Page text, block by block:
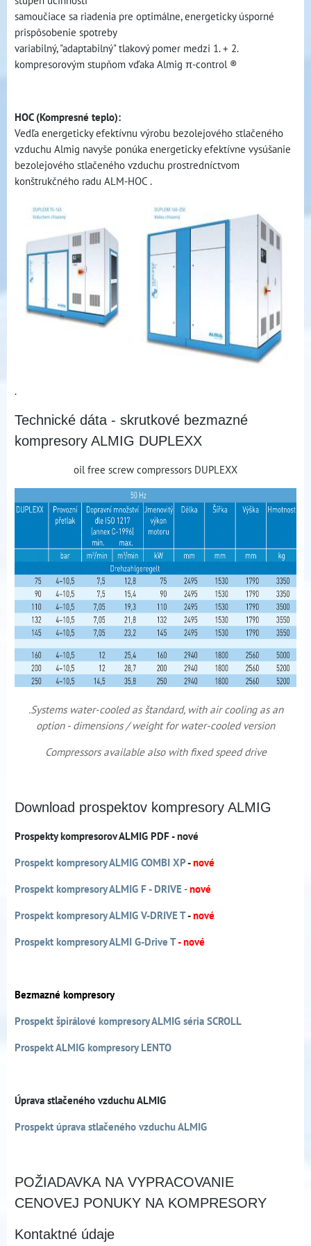
samoučiace sa riadenia pre optimálne, energeticky úsporné
prispôsobenie spotreby
variabilný, "adaptabilný" tlakový pomer medzi 1. + 2.
kompresorovým stupňom vďaka Almig π-control ®
HOC (Kompresné teplo):
Vedľa energeticky efektívnu výrobu bezolejového stlačeného
vzduchu Almig navyše ponúka energeticky efektívne vysúšanie
bezolejového stlačeného vzduchu prostredníctvom
konštrukčného radu ALM-HOC .
.
Technické dáta - skrutkové bezmazné
kompresory ALMIG DUPLEXX
oil free screw compressors DUPLEXX
.Systems water-cooled as štandard, with air cooling as an
option - dimensions / weight for water-cooled version
Compressors available also with fixed speed drive
Download prospektov kompresory ALMIG
Prospekty kompresorov ALMIG PDF - nové
Prospekt kompresory ALMIG COMBI XP-nové
Prospekt kompresory ALMIG F - DRIVE-nové
Prospekt kompresory ALMIG V-DRIVE T-nové
Prospekt kompresory ALMI G-Drive T- nové
Bezmazné kompresory
Prospekt špirálové kompresory ALMIG séria SCROLL
Prospekt ALMIG kompresory LENTO
Úprava stlačeného vzduchu ALMIG
Prospekt úprava stlačeného vzduchu ALMIG
POŽIADAVKA NA VYPRACOVANIE
CENOVEJ PONUKY NA KOMPRESORY
Kontaktné údaje